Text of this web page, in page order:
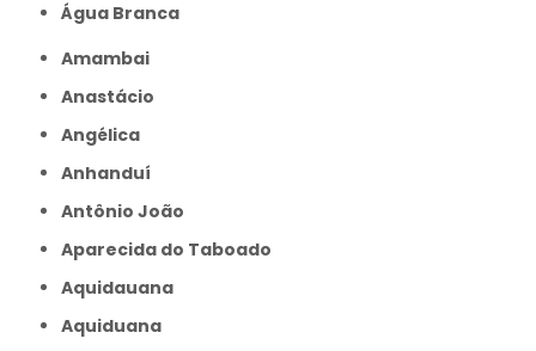
Água Branca
Amambai
Anastácio
Angélica
Anhanduí
Antônio João
Aparecida do Taboado
Aquidauana
Aquiduana